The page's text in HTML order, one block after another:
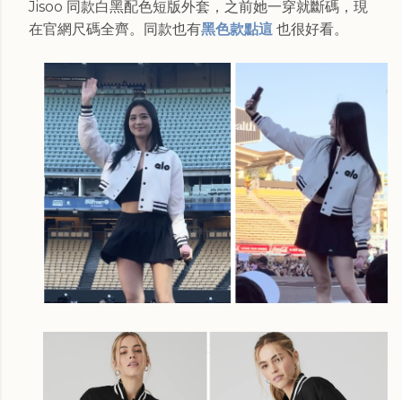
Jisoo 同款白黑配色短版外套，之前她一穿就斷碼，現
在官網尺碼全齊。同款也有黑色款點這 也很好看。